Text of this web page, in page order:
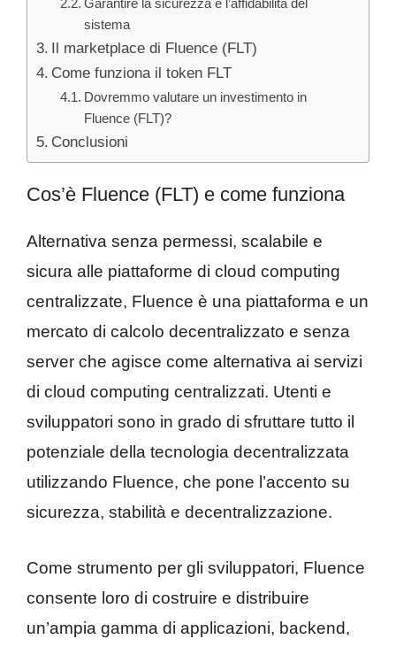
sistema
Il marketplace di Fluence (FLT)
Come funziona il token FLT
Dovremmo valutare un investimento in
Fluence (FLT)?
Conclusioni
Cos’è Fluence (FLT) e come funziona
Alternativa senza permessi, scalabile e
sicura alle piattaforme di cloud computing
centralizzate, Fluence è una piattaforma e un
mercato di calcolo decentralizzato e senza
server che agisce come alternativa ai servizi
di cloud computing centralizzati. Utenti e
sviluppatori sono in grado di sfruttare tutto il
potenziale della tecnologia decentralizzata
utilizzando Fluence, che pone l’accento su
sicurezza, stabilità e decentralizzazione.
Come strumento per gli sviluppatori, Fluence
consente loro di costruire e distribuire
un’ampia gamma di applicazioni, backend,